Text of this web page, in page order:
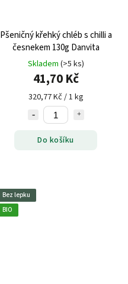
Pšeničný křehký chléb s chilli a
česnekem 130g Danvita
Skladem (>5 ks)
41,70 Kč
320,77 Kč / 1 kg
Do košíku
Bez lepku
BIO